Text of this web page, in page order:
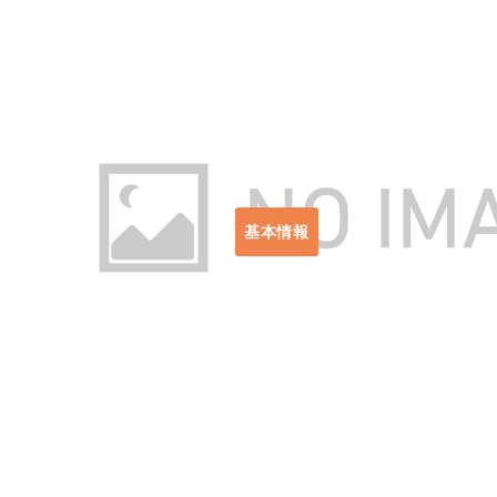
基本情報